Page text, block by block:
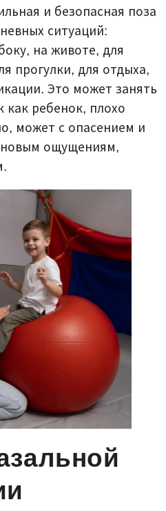
и безопасная поза
ситуаций:
на животе, для
прогулки, для отдыха,
Это может занять
как ребенок, плохо
может с опасением и
новым ощущениям,